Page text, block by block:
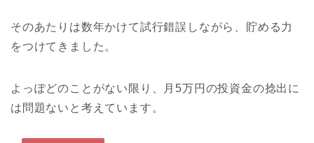
そのあたりは数年かけて試行錯誤しながら、貯める力
をつけてきました。
よっぽどのことがない限り、月5万円の投資金の捻出に
は問題ないと考えています。